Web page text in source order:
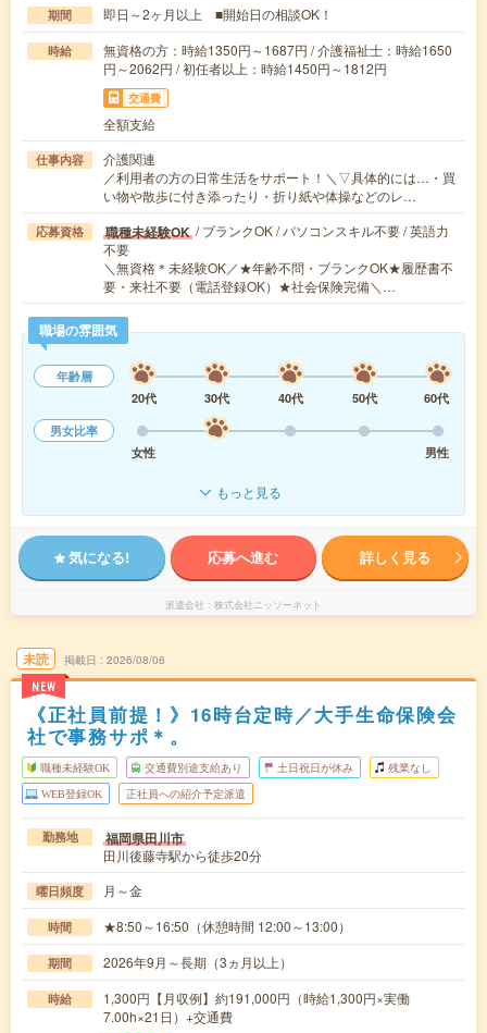
期間 即日～2ヶ月以上 ■開始日の相談OK！
時給
無資格の方：時給1350円～1687円 / 介護福祉士：時給1650
円～2062円 / 初任者以上：時給1450円～1812円
交通費
全額支給
仕事内容
介護関連
／利用者の方の日常生活をサポート！＼▽具体的には…・買
い物や散歩に付き添ったり・折り紙や体操などのレ…
応募資格 職種未経験OK / ブランクOK / パソコンスキル不要 / 英語力
不要
＼無資格＊未経験OK／★年齢不問・ブランクOK★履歴書不
要・来社不要（電話登録OK）★社会保険完備＼…
職場の雰囲気
年齢層
20代
30代 40代 50代
60代
男女比率
女性
男性
もっと見る
気になる! 応募へ進む 詳しく見る
派遣会社 株式会社ニッソーネット
未読
NEW
掲載日 2026/08/06
《正社員前提！》16時台定時／大手生命保険会
社で事務サポ＊。
職種未経験OK 交通費別途支給あり 土日祝日が休み 残業なし
WEB登録OK 正社員への紹介予定派遣
勤務地 福岡県田川市
田川後藤寺駅から徒歩20分
曜日頻度 月～金
時間 ★8:50～16:50（休憩時間 12:00～13:00）
期間 2026年9月～長期（3ヵ月以上）
時給
1,300円【月収例】約191,000円（時給1,300円×実働
7.00h×21日）+交通費